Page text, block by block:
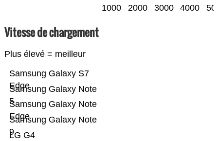
1000 2000 3000 4000
Vitesse de chargement
Plus élevé = meilleur
LG G4
Samsung Galaxy Note
9
Samsung Galaxy Note
Edge
Samsung Galaxy Note
5
Samsung Galaxy S7
Edge